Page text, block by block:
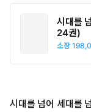
시대를
24권)
소장
시대를 넘어 세대를